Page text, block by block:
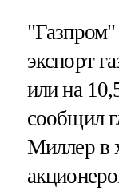
"Газпром"
экспорт
или на
сообщил
Миллер в